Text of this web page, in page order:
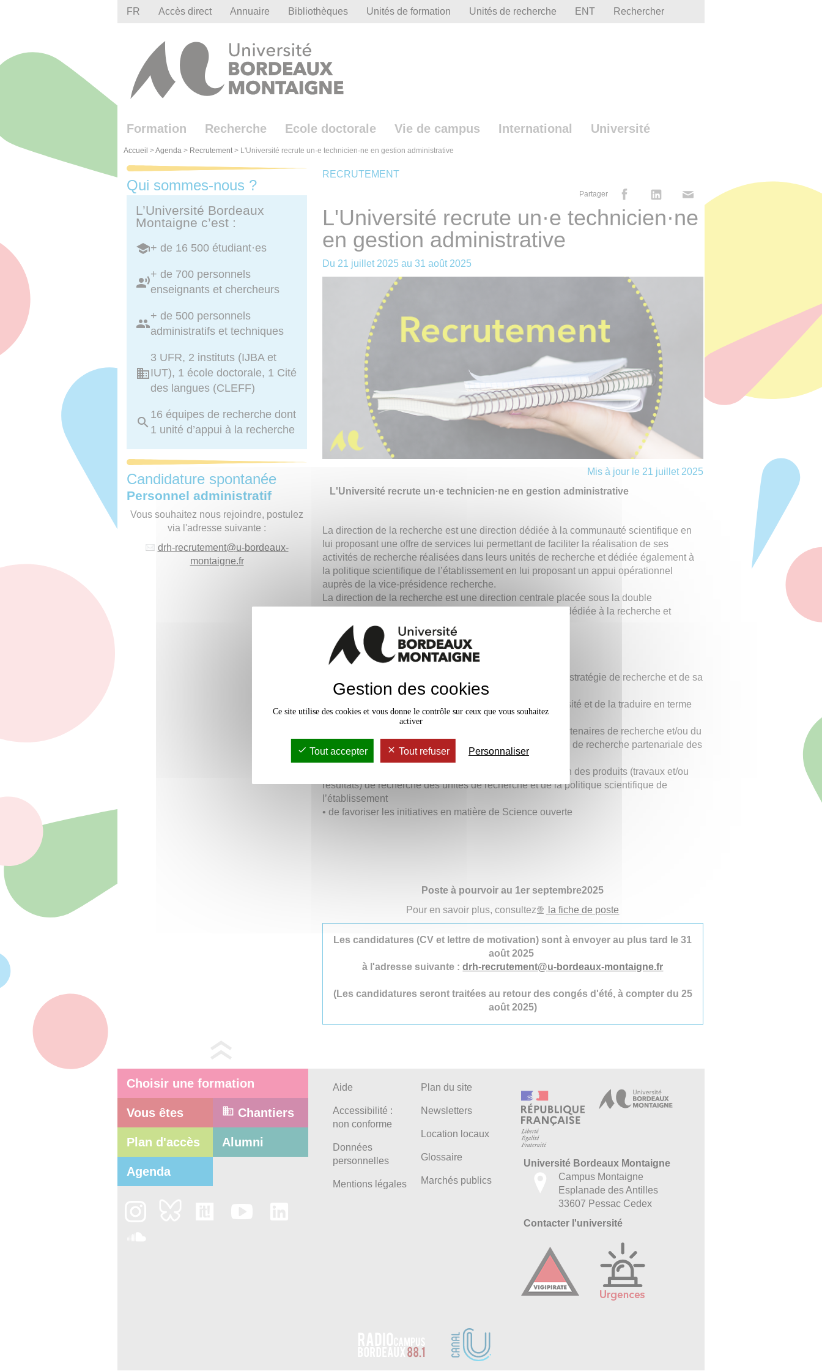
FR Accès direct Annuaire Bibliothèques Unités de formation Unités de recherche ENT Rechercher
Formation Recherche Ecole doctorale Vie de campus International Université
Accueil >Agenda > Recrutement> L'Université recrute un·e technicien·ne en gestion administrative
RECRUTEMENT
Partager
L'Université recrute un·e technicien·ne
en gestion administrative
Du 21 juillet 2025 au 31 août 2025
Mis à jour le 21 juillet 2025
L'Université recrute un·e technicien·ne en gestion administrative
La direction de la recherche est une direction dédiée à la communauté scientifique en
lui proposant une offre de services lui permettant de faciliter la réalisation de ses
activités de recherche réalisées dans leurs unités de recherche et dédiée également à
la politique scientifique de l’établissement en lui proposant un appui opérationnel
auprès de la vice-présidence recherche.
La direction de la recherche est une direction centrale placée sous la double
responsabilité administrative auprès de la DGS adjointe dédiée à la recherche et
politique auprès de la vice-présidence recherche.
La direction de la recherche a pour mission :
• de participer et d’accompagner l’établissement dans sa stratégie de recherche et de sa
promotion et de sa valorisation,
• de mettre en oeuvre la politique scientifique de l’Université et de la traduire en terme
d'actions et d'activités,
• de soutenir les collaborations de recherche avec les partenaires de recherche et/ou du
monde socio-économique en cohérence avec la stratégie de recherche partenariale des
unités de recherche et de l’université
• de participer à la diffusion, la promotion et la valorisation des produits (travaux et/ou
résultats) de recherche des unités de recherche et de la politique scientifique de
l’établissement
• de favoriser les initiatives en matière de Science ouverte
Poste à pourvoir au 1er septembre2025
Pour en savoir plus, consultez
la fiche de poste
Les candidatures (CV et lettre de motivation) sont à envoyer au plus tard le 31
août 2025
à l'adresse suivante :drh-recrutement@u-bordeaux-montaigne.fr
(Les candidatures seront traitées au retour des congés d'été, à compter du 25
août 2025)
Qui sommes-nous ?
L’Université Bordeaux
Montaigne c’est :
+ de 16 500 étudiant·es
+ de 700 personnels
enseignants et chercheurs
+ de 500 personnels
administratifs et techniques
3 UFR, 2 instituts (IJBA et
IUT), 1 école doctorale, 1 Cité
des langues (CLEFF)
16 équipes de recherche dont
1 unité d’appui à la recherche
Candidature spontanée
Personnel administratif
Vous souhaitez nous rejoindre, postulez
via l'adresse suivante :
drh-recrutement@u-bordeaux-
montaigne.fr
Choisir une formation
Vous êtes Chantiers
Plan d'accès Alumni
Agenda
Aide
Accessibilité :
non conforme
Données
personnelles
Mentions légales
Plan du site
Newsletters
Location locaux
Glossaire
Marchés publics
Université Bordeaux Montaigne
Campus Montaigne
Esplanade des Antilles
33607 Pessac Cedex
Contacter l'université
Gestion des cookies
Ce site utilise des cookies et vous donne le contrôle sur ceux que vous souhaitez
activer
Tout accepter Tout refuser Personnaliser